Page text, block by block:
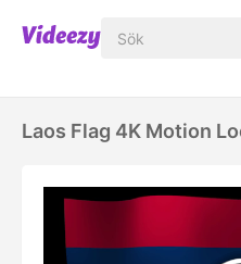
Laos Flag 4K Motion